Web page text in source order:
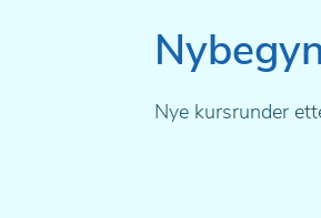
Nye kursrunder